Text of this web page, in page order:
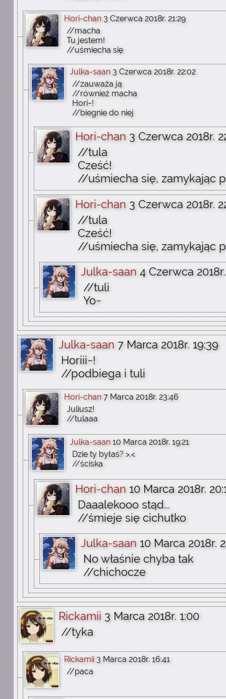
Hori-chan 3 Czerwca 2018r. 21:29
//macha
Tu jestem!
//uśmiecha się
Julka-saan 3 Czerwca 2018r. 22:02
//zauważa ją
//również macha
Hori~!
//biegnie do niej
Hori-chan 3 Czerwca 2018r.
//tula
Cześć!
//uśmiecha się, zamykając
Hori-chan 3 Czerwca 2018r.
//tula
Cześć!
//uśmiecha się, zamykając
Julka-saan 4 Czerwca
//tuli
Yo~
Julka-saan 7 Marca 2018r. 19:39
Horiii~!
//podbiega i tuli
Hori-chan 7 Marca 2018r. 23:46
Juliusz!
//tulaaa
Julka-saan 10 Marca 2018r. 19:21
Dzie ty byłaś? >.<
//ściska
Hori-chan 10 Marca 2018r.
Daaalekooo stąd...
//śmieje się cichutko
Julka-saan 10 Marca 2018r.
No właśnie chyba tak
//chichocze
Rickamii 3 Marca 2018r. 1:00
//tyka
Rickamii 3 Marca 2018r. 16:41
//paca